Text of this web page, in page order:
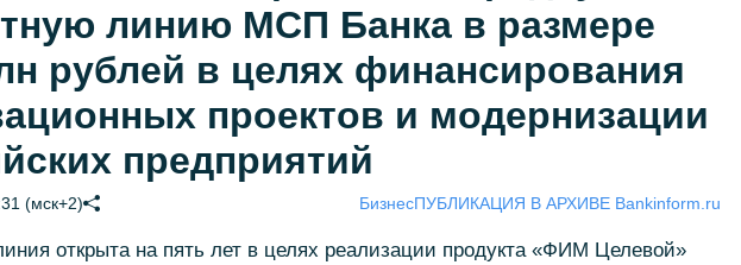
линию МСП Банка в размере
рублей в целях финансирования
проектов и модернизации
предприятий
(мск+2) БизнесПУБЛИКАЦИЯ В АРХИВЕ Bankinform.ru
открыта на пять лет в целях реализации продукта «ФИМ Целевой»